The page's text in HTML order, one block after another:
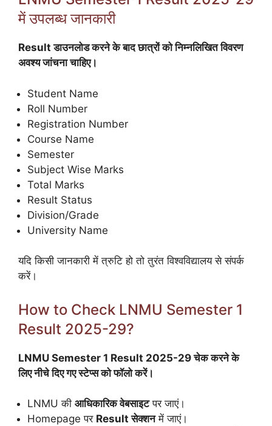
में उपलब्ध जानकारी
Result डाउनलोड करने के बाद छात्रों को निम्नलिखित विवरण
अवश्य जांचना चाहिए।
Student Name
Roll Number
Registration Number
Course Name
Semester
Subject Wise Marks
Total Marks
Result Status
Division/Grade
University Name
यदि किसी जानकारी में त्रुटि हो तो तुरंत विश्वविद्यालय से संपर्क
करें।
How to Check LNMU Semester 1
Result 2025-29?
LNMU Semester 1 Result 2025-29 चेक करने के
लिए नीचे दिए गए स्टेप्स को फॉलो करें।
LNMU की आधिकारिक वेबसाइटपर जाएं।
Homepage पर Result सेक्शनमें जाएं।